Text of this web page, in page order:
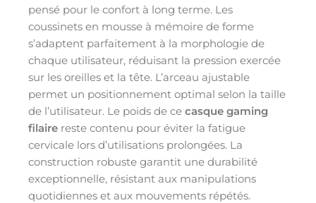
pensé pour le confort à long terme. Les
coussinets en mousse à mémoire de forme
s’adaptent parfaitement à la morphologie de
chaque utilisateur, réduisant la pression exercée
sur les oreilles et la tête. L’arceau ajustable
permet un positionnement optimal selon la taille
de l’utilisateur. Le poids de ce casque gaming
filaire reste contenu pour éviter la fatigue
cervicale lors d’utilisations prolongées. La
construction robuste garantit une durabilité
exceptionnelle, résistant aux manipulations
quotidiennes et aux mouvements répétés.